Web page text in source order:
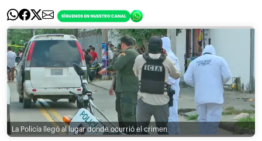
La Policía llegó al lugar donde ocurrió el crimen